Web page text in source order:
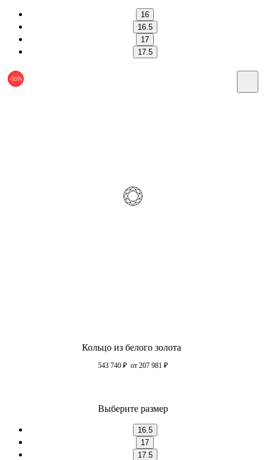
16
16.5
17
17.5
-55%
Кольцо из белого золота
543 740 ₽ от 207 981 ₽
Выберите размер
16.5
17
17.5